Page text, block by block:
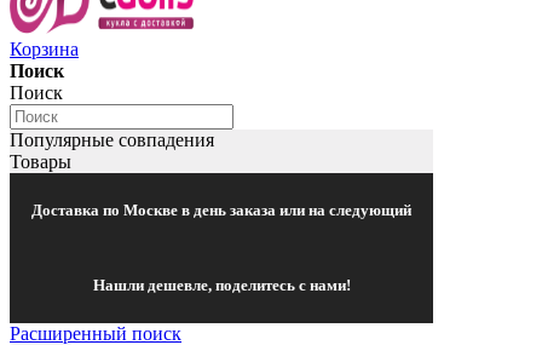
Корзина
Поиск
Поиск
Популярные совпадения
Товары
Доставка по Москве в день заказа или на следующий
Нашли дешевле, поделитесь с нами!
Расширенный поиск